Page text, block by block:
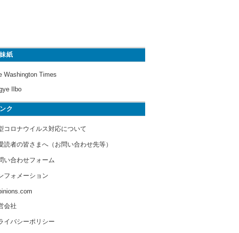
紙
Washington Times
Ilbo
ク
コロナウイルス対応について
読者の皆さまへ（お問い合わせ先等）
い合わせフォーム
フォメーション
会社
イバシーポリシー